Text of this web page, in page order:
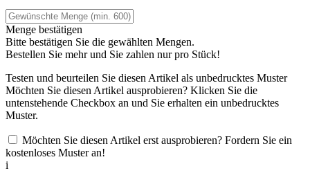
Menge bestätigen
Bitte bestätigen Sie die gewählten Mengen.
Bestellen Sie mehr und Sie zahlen nurpro Stück!
Testen und beurteilen Sie diesen Artikel als unbedrucktes Muster
Möchten Sie diesen Artikel ausprobieren? Klicken Sie die
untenstehende Checkbox an und Sie erhalten ein unbedrucktes
Muster.
Möchten Sie diesen Artikel erst ausprobieren? Fordern Sie ein
kostenloses Muster an!
i